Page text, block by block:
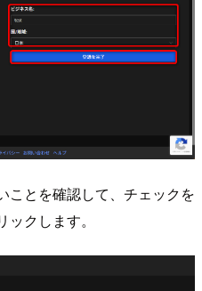
ことを確認して、チェックを
クします。